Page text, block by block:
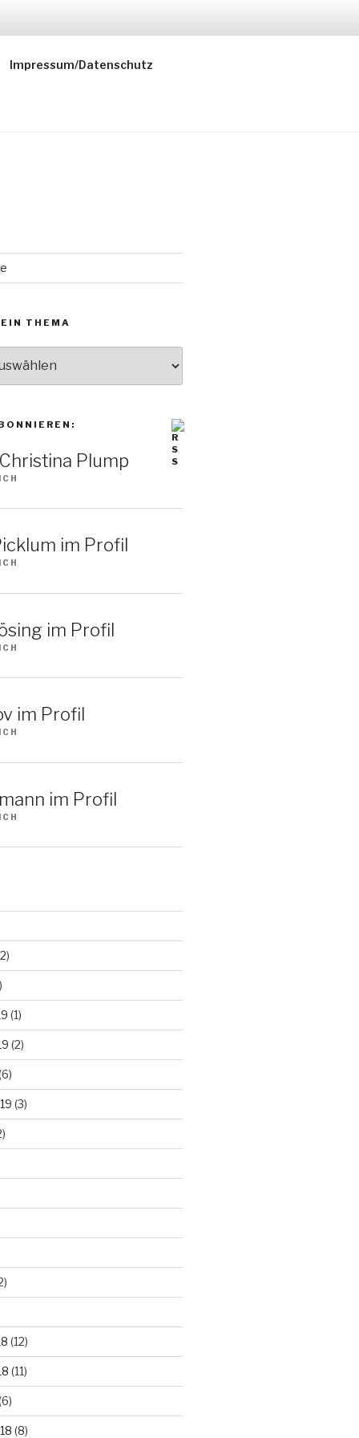
Impressum/Datenschutz
THEMA
Plump
im Profil
im Profil
im Profil
im Profil
(1)
(2)
(3)
(12)
(11)
(8)